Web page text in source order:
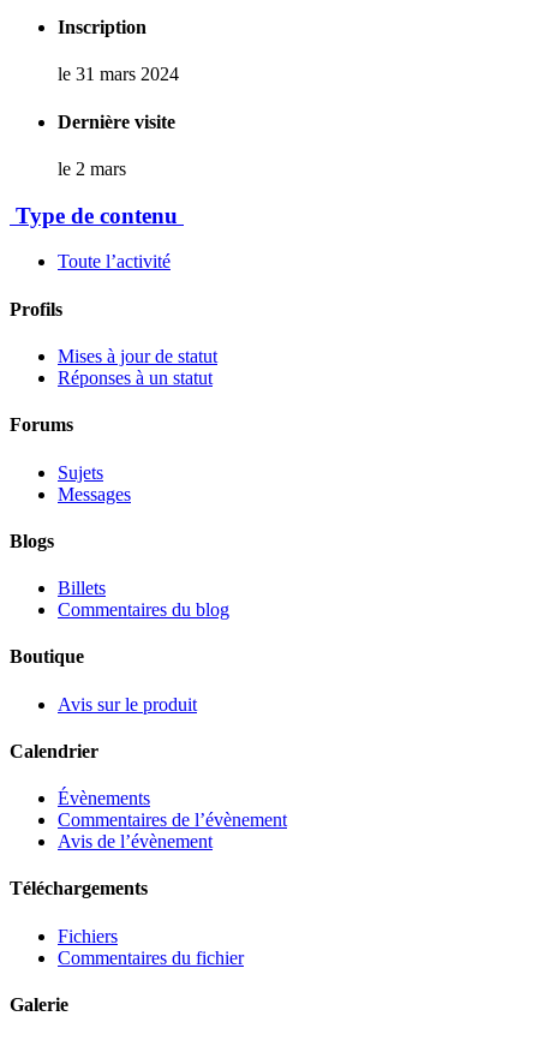
Inscription
le 31 mars 2024
Dernière visite
le 2 mars
Type de contenu
Toute l’activité
Profils
Mises à jour de statut
Réponses à un statut
Forums
Sujets
Messages
Blogs
Billets
Commentaires du blog
Boutique
Avis sur le produit
Calendrier
Évènements
Commentaires de l’évènement
Avis de l’évènement
Téléchargements
Fichiers
Commentaires du fichier
Galerie